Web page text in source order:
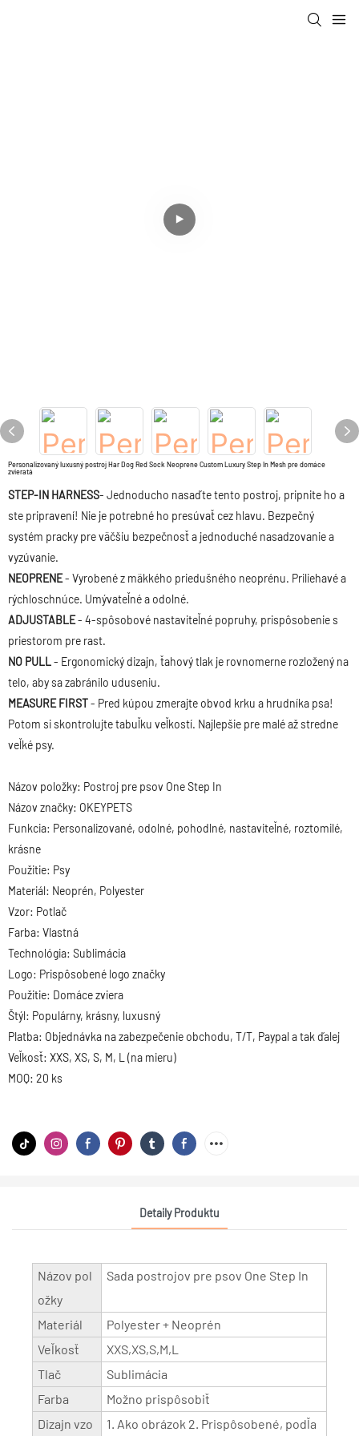
Personalizovaný luxusný postroj Har Dog Red Sock Neoprene Custom Luxury Step In Mesh pre domáce
zvieratá
STEP-IN HARNESS- Jednoducho nasaďte tento postroj, pripnite ho a
ste pripravení! Nie je potrebné ho presúvať cez hlavu. Bezpečný
systém pracky pre väčšiu bezpečnosť a jednoduché nasadzovanie a
vyzúvanie.
NEOPRENE- Vyrobené z mäkkého priedušného neoprénu. Priliehavé a
rýchloschnúce. Umývateľné a odolné.
ADJUSTABLE- 4-spôsobové nastaviteľné popruhy, prispôsobenie s
priestorom pre rast.
NO PULL- Ergonomický dizajn, ťahový tlak je rovnomerne rozložený na
telo, aby sa zabránilo uduseniu.
MEASURE FIRST- Pred kúpou zmerajte obvod krku a hrudníka psa!
Potom si skontrolujte tabuľku veľkostí. Najlepšie pre malé až stredne
veľké psy.
Názov položky: Postroj pre psov One Step In
Názov značky: OKEYPETS
Funkcia: Personalizované, odolné, pohodlné, nastaviteľné, roztomilé,
krásne
Použitie: Psy
Materiál: Neoprén, Polyester
Vzor: Potlač
Farba: Vlastná
Technológia: Sublimácia
Logo: Prispôsobené logo značky
Použitie: Domáce zviera
Štýl: Populárny, krásny, luxusný
Platba: Objednávka na zabezpečenie obchodu, T/T, Paypal a tak ďalej
Veľkosť: XXS, XS, S, M, L (na mieru)
MOQ: 20 ks
Detaily Produktu
Názov pol
ožky
Sada postrojov pre psov One Step In
Materiál
Polyester + Neoprén
Veľkosť
XXS,XS,S,M,L
Tlač
Sublimácia
Farba
Možno prispôsobiť
Dizajn vzo
1. Ako obrázok 2. Prispôsobené, podľa